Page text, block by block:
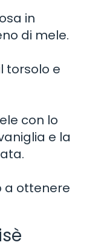
in
di mele.
torsolo e
con lo
e la
a ottenere